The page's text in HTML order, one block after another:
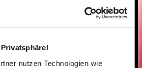
nutzen Technologien wie